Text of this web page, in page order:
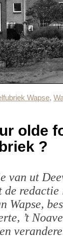
Wapse,
olde
?
van ut
de
Wapse,
’t